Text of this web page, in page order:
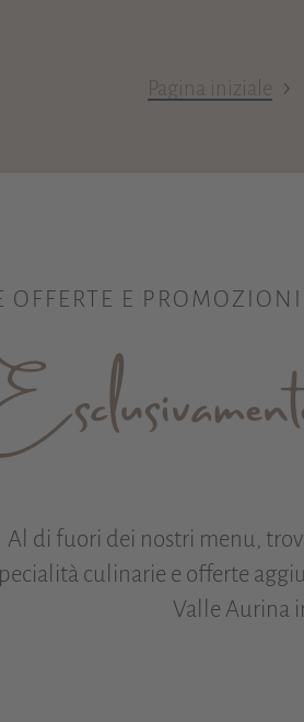
Pagina iniziale ›
OFFERTE E
Al di fuori dei nostri menu,
culinarie e offerte
Valle Aurina